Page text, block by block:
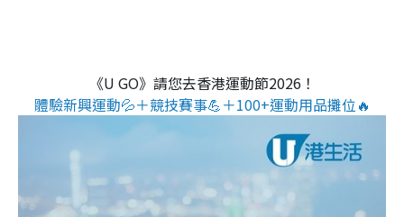
《U GO》請您去香港運動節2026！
體驗新興運動💦＋競技賽事💪＋100+運動用品攤位🔥